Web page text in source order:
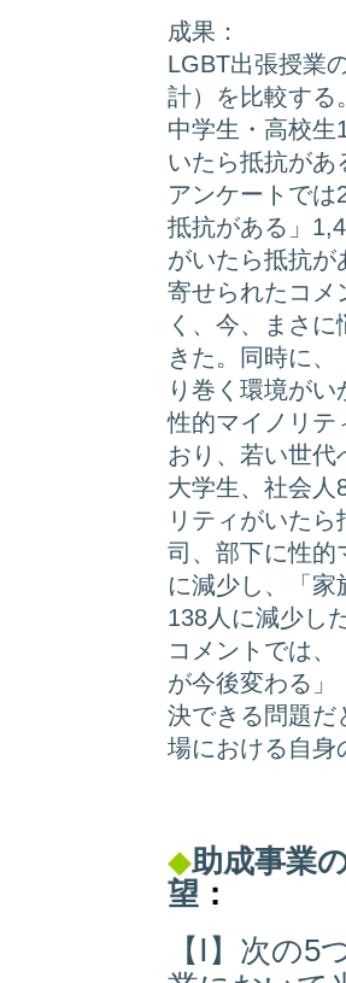
成果：
LGBT出張授業
計）を比較する
中学生・高校生
いたら抵抗があ
アンケートで
抵抗がある」
がいたら抵抗が
寄せられたコメ
く、今、まさ
きた。同時に
り巻く環境が
性的マイノリテ
おり、若い世
大学生、社会人
リティがいた
司、部下に性的
に減少し、「
138人に減少し
コメントでは
が今後変わる」
決できる問題だ
場における自身
◆助成事業
望 ：
【Ⅰ】次の5